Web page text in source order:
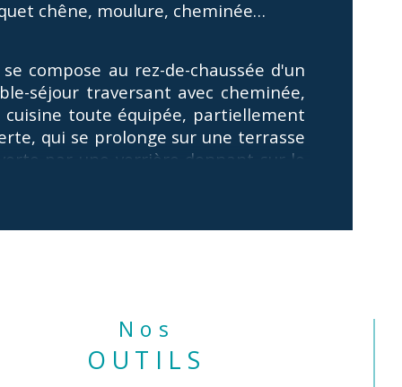
salle de bains
chêne, moulure, cheminée…
se compose au rez-de-chaussée d'un
séjour traversant avec cheminée,
cuisine toute équipée, partiellement
qui se prolonge sur une terrasse
par une verrière donnant sur le
sol total. Vous aurez quelques
1er étage, une suite parentale de
avec salle d'eau, une chambre de
un bureau et un toilette.
Nos
OUTILS